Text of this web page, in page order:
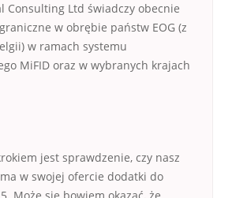
Consulting Ltd świadczy obecnie
w obrębie państw EOG (z
w ramach systemu
MiFID oraz w wybranych krajach
jest sprawdzenie, czy nasz
w swojej ofercie dodatki do